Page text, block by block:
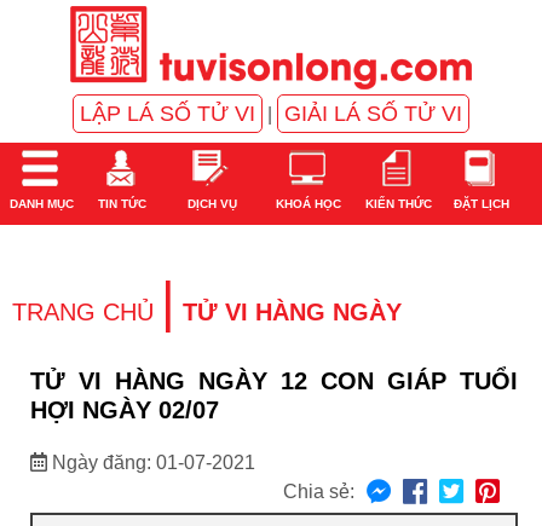
LẬP LÁ SỐ TỬ VI GIẢI LÁ SỐ TỬ VI
DANH MỤC TIN TỨC DỊCH VỤ KHOÁ HỌC KIẾN THỨC ĐẶT LỊCH
TRANG CHỦ | TỬ VI HÀNG NGÀY
TỬ VI HÀNG NGÀY 12 CON GIÁP TUỔI
HỢI NGÀY 02/07
Ngày đăng: 01-07-2021
Chia sẻ: